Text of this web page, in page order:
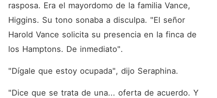
rasposa. Era el mayordomo de la familia Vance,
Higgins. Su tono sonaba a disculpa. "El señor
Harold Vance solicita su presencia en la finca de
los Hamptons. De inmediato".
"Dígale que estoy ocupada", dijo Seraphina.
"Dice que se trata de una... oferta de acuerdo. Y